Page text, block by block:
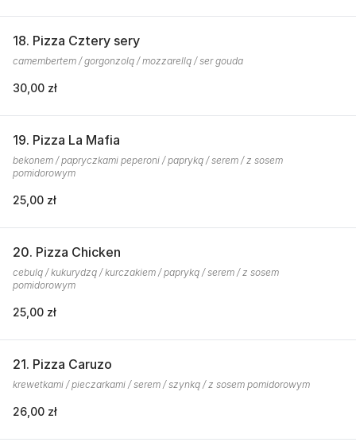
18. Pizza Cztery sery
camembertem / gorgonzolą / mozzarellą / ser gouda
30,00 zł
19. Pizza La Mafia
bekonem / papryczkami peperoni / papryką / serem / z sosem
pomidorowym
25,00 zł
20. Pizza Chicken
cebulą / kukurydzą / kurczakiem / papryką / serem / z sosem
pomidorowym
25,00 zł
21. Pizza Caruzo
krewetkami / pieczarkami / serem / szynką / z sosem pomidorowym
26,00 zł